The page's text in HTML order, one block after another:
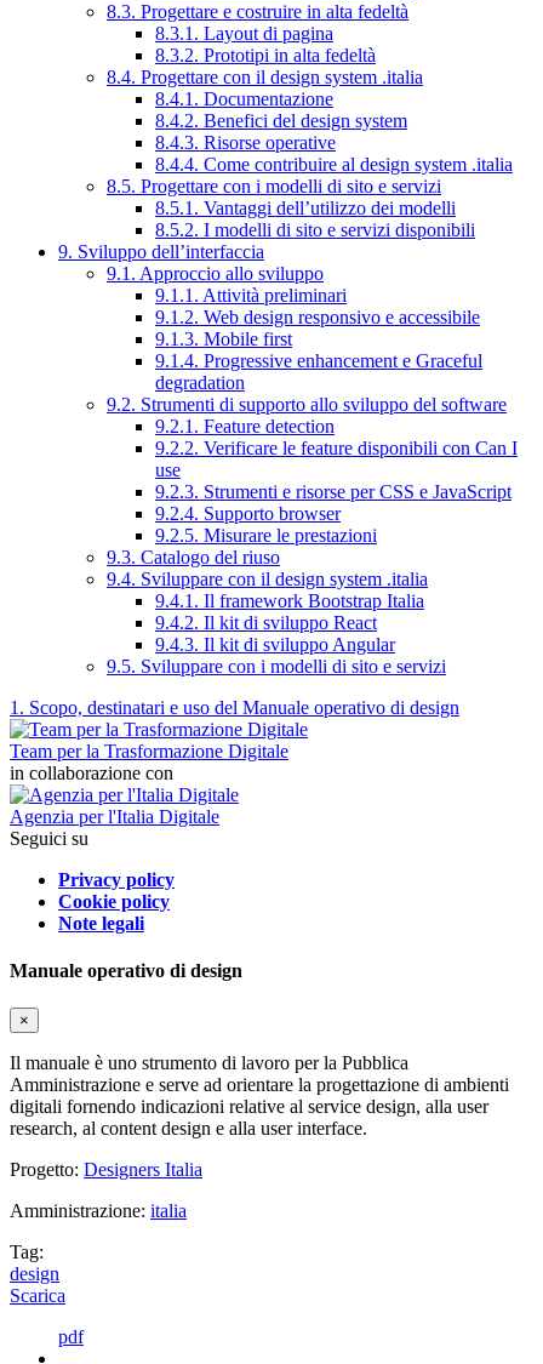
8.3. Progettare e costruire in alta fedeltà
8.3.1. Layout di pagina
8.3.2. Prototipi in alta fedeltà
8.4. Progettare con il design system .italia
8.4.1. Documentazione
8.4.2. Benefici del design system
8.4.3. Risorse operative
8.4.4. Come contribuire al design system .italia
8.5. Progettare con i modelli di sito e servizi
8.5.1. Vantaggi dell’utilizzo dei modelli
8.5.2. I modelli di sito e servizi disponibili
9. Sviluppo dell’interfaccia
9.1. Approccio allo sviluppo
9.1.1. Attività preliminari
9.1.2. Web design responsivo e accessibile
9.1.3. Mobile first
9.1.4. Progressive enhancement e Graceful
degradation
9.2. Strumenti di supporto allo sviluppo del software
9.2.1. Feature detection
9.2.2. Verificare le feature disponibili con Can I
use
9.2.3. Strumenti e risorse per CSS e JavaScript
9.2.4. Supporto browser
9.2.5. Misurare le prestazioni
9.3. Catalogo del riuso
9.4. Sviluppare con il design system .italia
9.4.1. Il framework Bootstrap Italia
9.4.2. Il kit di sviluppo React
9.4.3. Il kit di sviluppo Angular
9.5. Sviluppare con i modelli di sito e servizi
1. Scopo, destinatari e uso del Manuale operativo di design
Team per la Trasformazione Digitale
in collaborazione con
Agenzia per l'Italia Digitale
Seguici su
Privacy policy
Cookie policy
Note legali
Manuale operativo di design
×
Il manuale è uno strumento di lavoro per la Pubblica
Amministrazione e serve ad orientare la progettazione di ambienti
digitali fornendo indicazioni relative al service design, alla user
research, al content design e alla user interface.
Progetto: Designers Italia
Amministrazione: italia
Tag:
design
Scarica
pdf